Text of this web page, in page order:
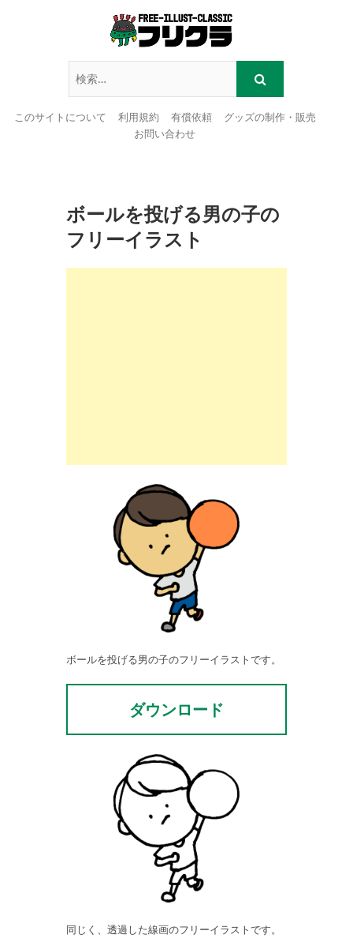
このサイトについて 利用規約 有償依頼
グッズの制作・販売
お問い合わせ
ボールを投げる男の子の
フリーイラスト
ボールを投げる男の子のフリーイラストです。
ダウンロード
同じく、透過した線画のフリーイラストです。